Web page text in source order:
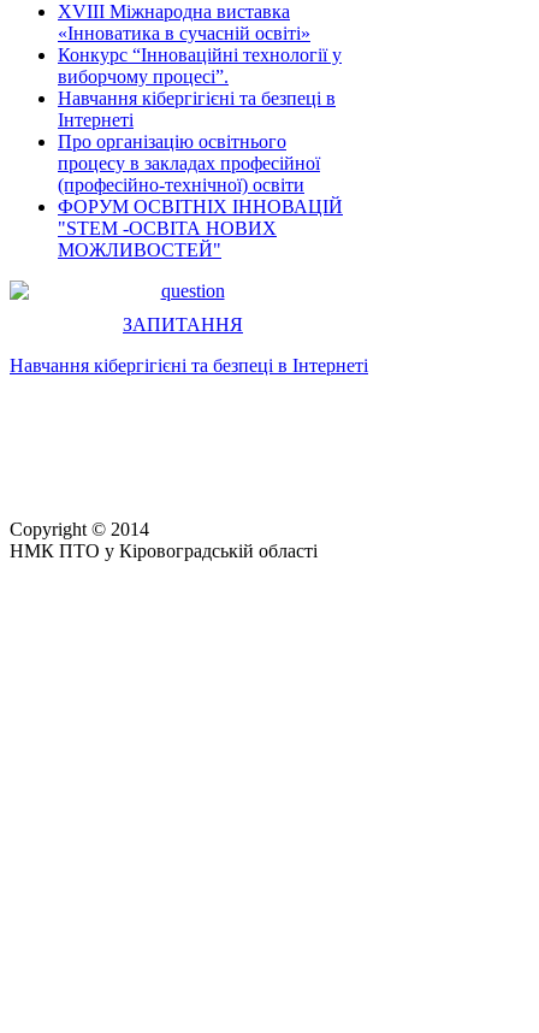
XVIII Міжнародна виставка
«Інноватика в сучасній освіті»
Конкурс “Інноваційні технології у
виборчому процесі”.
Навчання кібергігієні та безпеці в
Інтернеті
Про організацію освітнього
процесу в закладах професійної
(професійно-технічної) освіти
ФОРУМ ОСВІТНІХ ІННОВАЦІЙ
"STEM -ОСВІТА НОВИХ
МОЖЛИВОСТЕЙ"
ЗАПИТАННЯ
Навчання кібергігієні та безпеці в Інтернеті
Copyright © 2014
НМК ПТО у Кіровоградській області